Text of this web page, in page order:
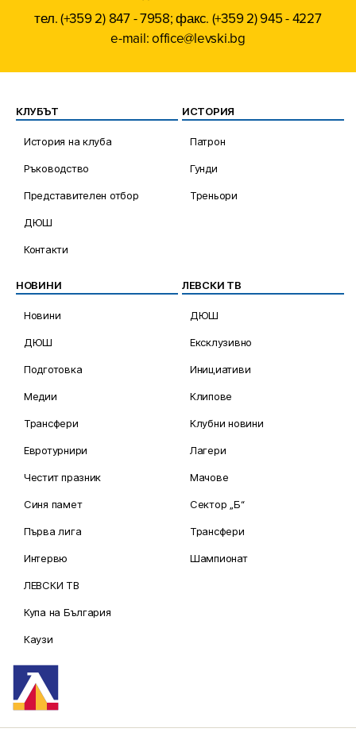
тел. (+359 2) 847 - 7958; факс. (+359 2) 945 - 4227
e-mail: office@levski.bg
КЛУБЪТ
История на клуба
Ръководство
Представителен отбор
ДЮШ
Контакти
ИСТОРИЯ
Патрон
Гунди
Треньори
НОВИНИ
Новини
ДЮШ
Подготовка
Медии
Трансфери
Евротурнири
Честит празник
Синя памет
Първа лига
Интервю
ЛЕВСКИ ТВ
Купа на България
Каузи
ЛЕВСКИ ТВ
ДЮШ
Ексклузивно
Инициативи
Клипове
Клубни новини
Лагери
Мачове
Сектор „Б“
Трансфери
Шампионат